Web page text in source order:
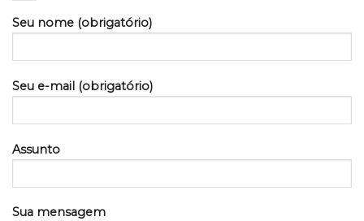
Seu nome (obrigatório)
Seu e-mail (obrigatório)
Assunto
Sua mensagem